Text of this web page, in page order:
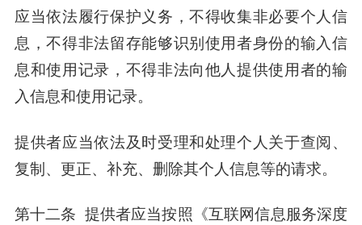
应当依法履行保护义务，不得收集非必要个人信
息，不得非法留存能够识别使用者身份的输入信
息和使用记录，不得非法向他人提供使用者的输
入信息和使用记录。
提供者应当依法及时受理和处理个人关于查阅、
复制、更正、补充、删除其个人信息等的请求。
第十二条 提供者应当按照《互联网信息服务深度